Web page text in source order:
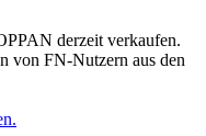
derzeit verkaufen.
von FN-Nutzern aus den